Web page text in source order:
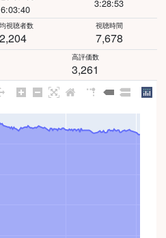
3:28:53
視聴者数
2,204
視聴時間
7,678
高評価数
3,261